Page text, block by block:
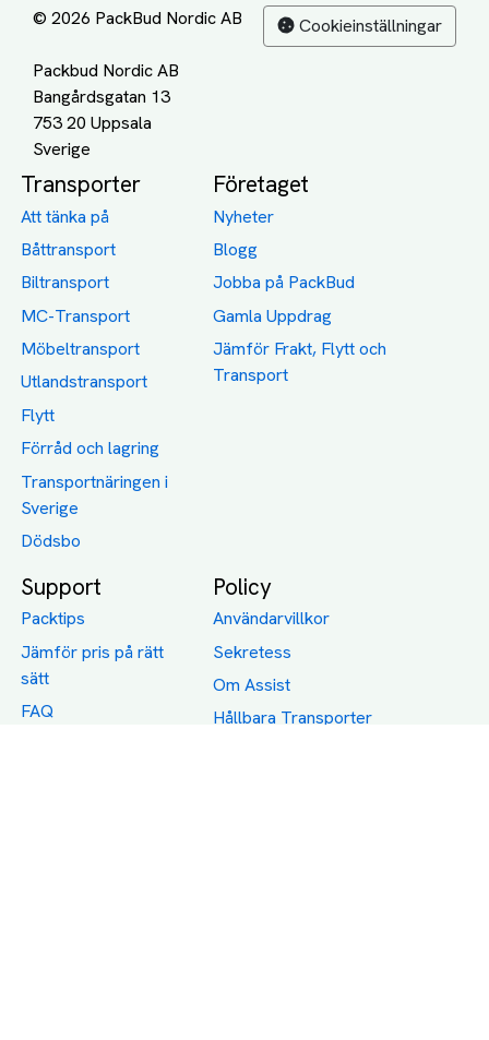
© 2026 PackBud Nordic AB
Packbud Nordic AB
Bangårdsgatan 13
753 20 Uppsala
Cookieinställningar
Transporter
Att tänka på
Båttransport
Biltransport
MC-Transport
Möbeltransport
Utlandstransport
Flytt
Förråd och lagring
Transportnäringen i
Sverige
Dödsbo
Företaget
Nyheter
Blogg
Jobba på PackBud
Gamla Uppdrag
Jämför Frakt, Flytt och
Transport
Support
Packtips
Jämför pris på rätt
sätt
FAQ
Policy
Användarvillkor
Sekretess
Om Assist
Hållbara Transporter